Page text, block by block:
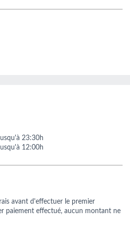
23:30h
12:00h
avant d'effectuer le premier
paiement effectué, aucun montant ne